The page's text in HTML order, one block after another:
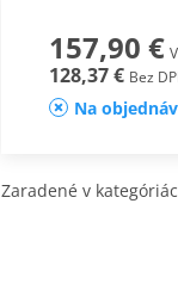
157,90 €
128,37 € Bez
Na
Zaradené v